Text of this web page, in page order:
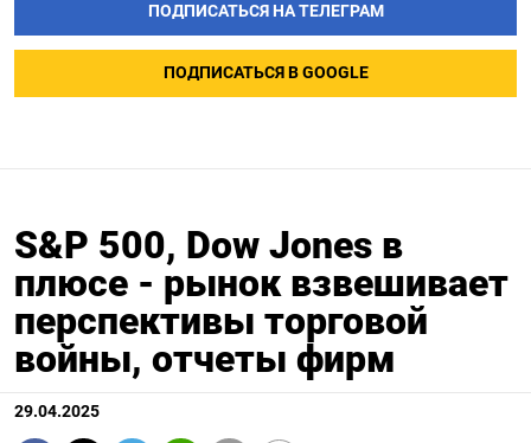
ПОДПИСАТЬСЯ НА ТЕЛЕГРАМ
ПОДПИСАТЬСЯ В GOOGLE
S&P 500, Dow Jones в
плюсе - рынок взвешивает
перспективы торговой
войны, отчеты фирм
29.04.2025